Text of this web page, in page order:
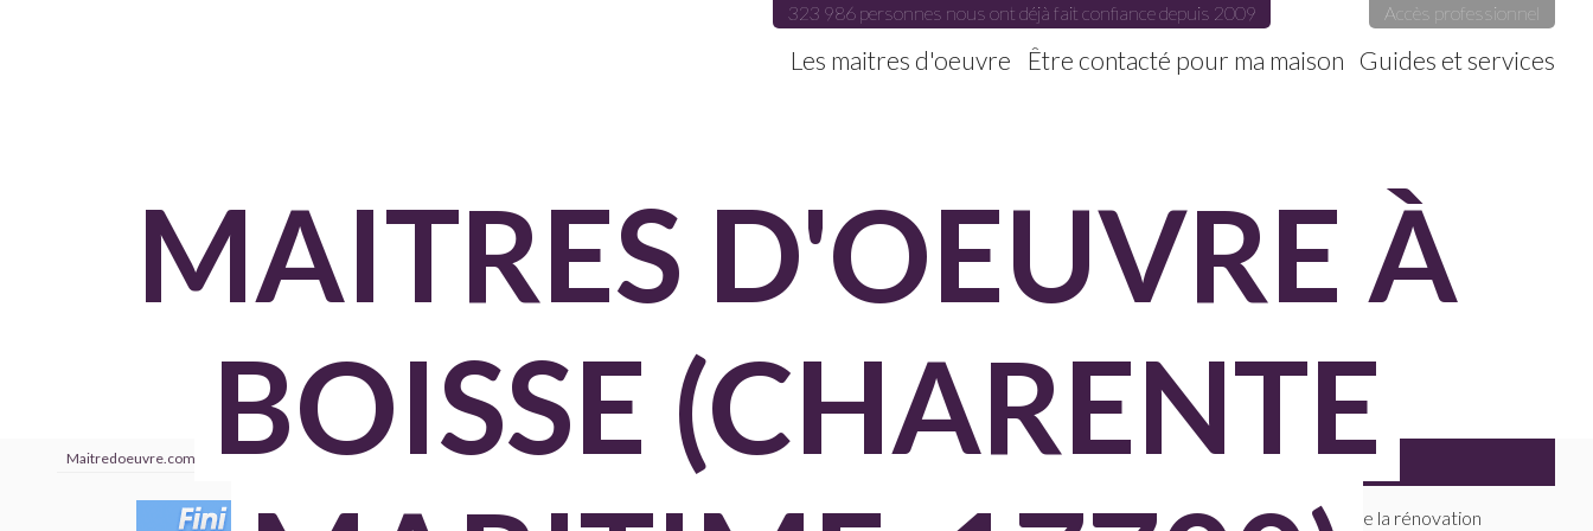
323 986 personnes nous ont déjà fait confiance depuis 2009 Accès professionnel
Les maitres d'oeuvre Être contacté pour ma maison Guides et services
MAITRES D'OEUVRE À
BOISSE (CHARENTE
Maitredoeuvre.com Annuaire Charente Maritime Boisse
Maitres D'oeuvre faisant de la rénovation